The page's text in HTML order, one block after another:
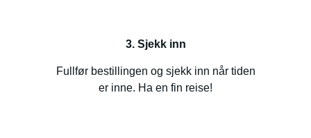
3. Sjekk inn
Fullfør bestillingen og sjekk inn når tiden
er inne. Ha en fin reise!